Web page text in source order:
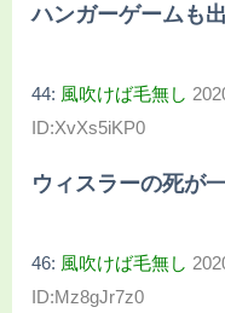
ハンガーゲームも
44: 風吹けば毛無し
ID:XvXs5iKP0
ウィスラーの死が
46: 風吹けば毛無し
ID:Mz8gJr7z0